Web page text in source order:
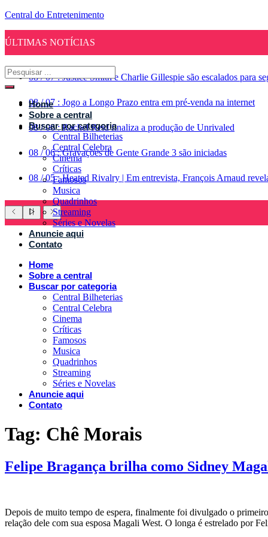
Central do Entretenimento
ÚLTIMAS NOTÍCIAS
08 / 07 : Justice Smith e Charlie Gillespie são escalados para
08 / 07 : Jogo a Longo Prazo entra em pré-venda na internet
08 / 06 : Rachel Reid finaliza a produção de Unrivaled
08 / 06 : Gravações de Gente Grande 3 são iniciadas
08 / 05 : Heated Rivalry | Em entrevista, François Arnaud
Home
Sobre a central
Buscar por categoria
Central Bilheterias
Central Celebra
Cinema
Críticas
Famosos
Musica
Quadrinhos
Streaming
Séries e Novelas
Anuncie aqui
Contato
Home
Sobre a central
Buscar por categoria
Central Bilheterias
Central Celebra
Cinema
Críticas
Famosos
Musica
Quadrinhos
Streaming
Séries e Novelas
Anuncie aqui
Contato
Tag: Chê Morais
Felipe Bragança brilha como Sidney
Depois de muito tempo de espera, finalmente foi divulgado o
relação dele com sua esposa Magali West. O longa é estrelado por